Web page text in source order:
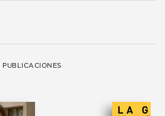
PUBLICACIONES